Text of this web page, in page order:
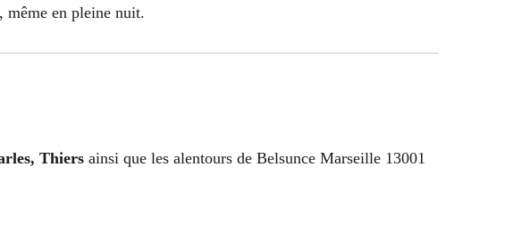
même en pleine nuit.
Thiers ainsi que les alentours de Belsunce Marseille 13001